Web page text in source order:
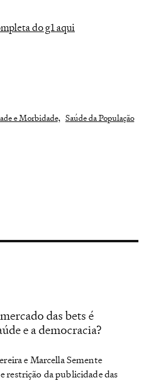
do g1 aqui
e Morbidade, Saúde da População
das bets é
e a democracia?
e Marcella Semente
restrição da publicidade das